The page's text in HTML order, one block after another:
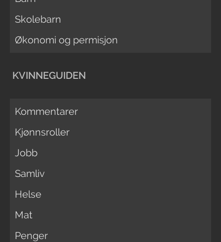
Skolebarn
Økonomi og permisjon
KVINNEGUIDEN
Kommentarer
Kjønnsroller
Jobb
Samliv
Helse
Mat
Penger